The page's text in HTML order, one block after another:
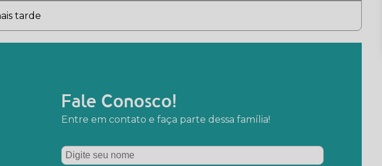
tarde
Fale Conosco!
Entre em contato e faça parte dessa família!